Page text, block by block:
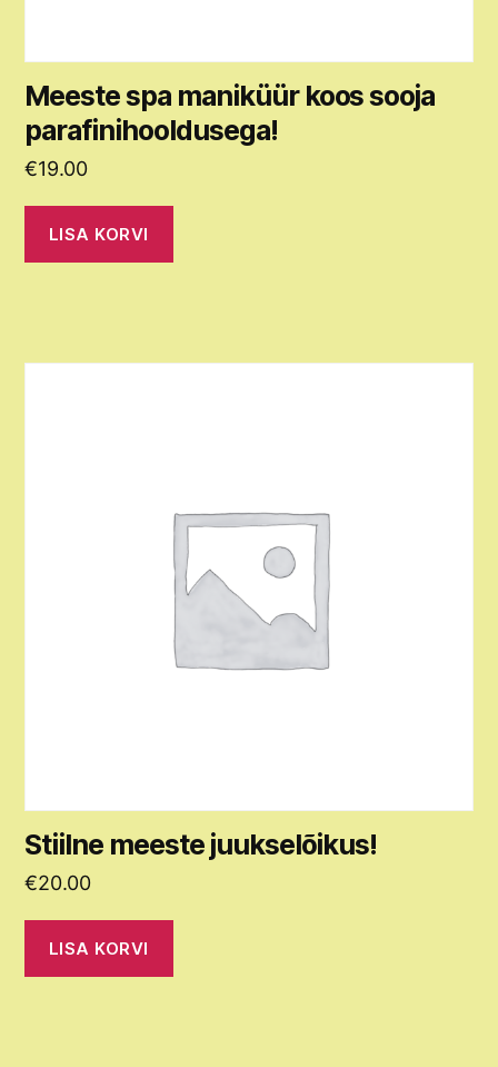
Meeste spa maniküür koos sooja
parafinihooldusega!
€19.00
LISA KORVI
Stiilne meeste juukselõikus!
€20.00
LISA KORVI